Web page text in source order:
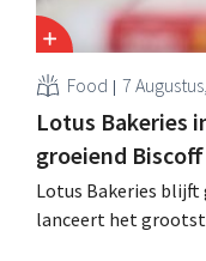
Food 7
Lotus Bakeries
groeiend Biscoff
Lotus Bakeries blijft
lanceert het